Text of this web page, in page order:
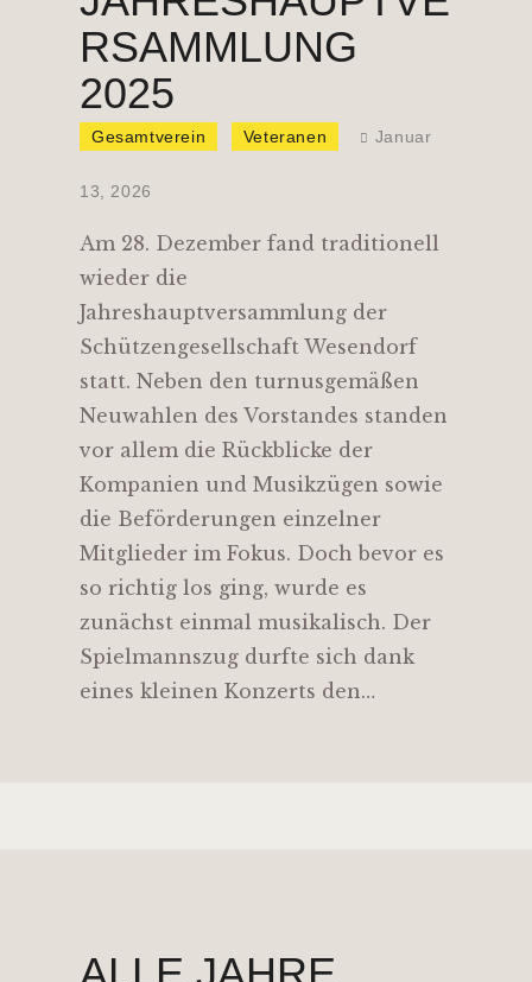
RSAMMLUNG
2025
Gesamtverein Veteranen Januar
13, 2026
Am 28. Dezember fand traditionell
wieder die
Jahreshauptversammlung der
Schützengesellschaft Wesendorf
statt. Neben den turnusgemäßen
Neuwahlen des Vorstandes standen
vor allem die Rückblicke der
Kompanien und Musikzügen sowie
die Beförderungen einzelner
Mitglieder im Fokus. Doch bevor es
so richtig los ging, wurde es
zunächst einmal musikalisch. Der
Spielmannszug durfte sich dank
eines kleinen Konzerts den…